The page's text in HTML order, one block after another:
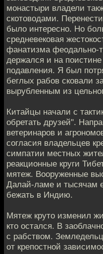
монастыри владели
скотоводами.
было интересно. Но
средневековая
фанатизма феодально-
держался и на
подавления. Я был
беглых рабов сковали
вырубленным из
Китайцы начали с
обретать друзей".
ветеринаров и
согласия владельцев
симпатии местных
реакционные круги
мятеж. Вооруженные
Далай-ламе и тысячам
бежать в Индию.
Мятеж круто изменил
кто остался. В
с рабством.
от крепостной